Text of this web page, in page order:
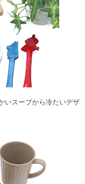
スープから冷たいデザ